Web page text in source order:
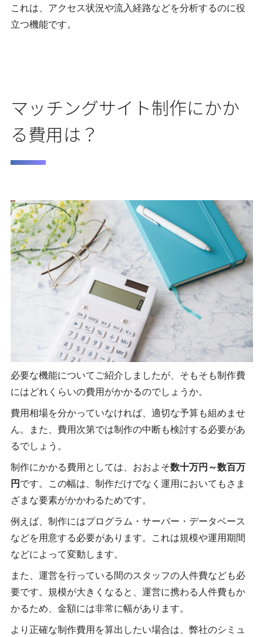
これは、アクセス状況や流入経路などを分析するのに役
立つ機能です。
マッチングサイト制作にかか
る費用は？
必要な機能についてご紹介しましたが、そもそも制作費
にはどれくらいの費用がかかるのでしょうか。
費用相場を分かっていなければ、適切な予算も組めませ
ん。また、費用次第では制作の中断も検討する必要があ
るでしょう。
制作にかかる費用としては、おおよそ数十万円～数百万
円です。この幅は、制作だけでなく運用においてもさま
ざまな要素がかかわるためです。
例えば、制作にはプログラム・サーバー・データベース
などを用意する必要があります。これは規模や運用期間
などによって変動します。
また、運営を行っている間のスタッフの人件費なども必
要です。規模が大きくなると、運営に携わる人件費もか
かるため、金額には非常に幅があります。
より正確な制作費用を算出したい場合は、弊社のシミュ